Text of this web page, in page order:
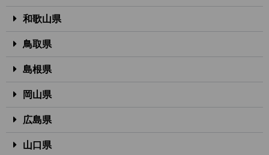
和歌山県
鳥取県
島根県
岡山県
広島県
山口県